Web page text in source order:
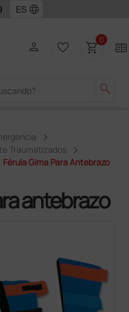
language
search
person favorite_border shopping_cart0 two_pager
Traumatizados
Férula Gima Para Antebrazo
antebrazo